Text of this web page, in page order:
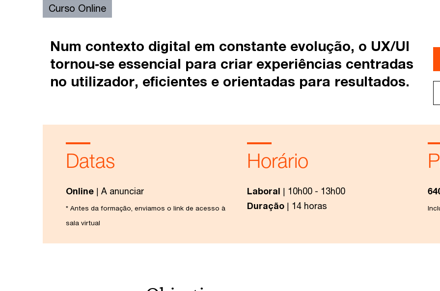
Curso Online
Num contexto digital em constante evolução, o UX/UI
tornou‑se essencial para criar experiências centradas
no utilizador, eficientes e orientadas para resultados.
Datas
Online | A anunciar
* Antes da formação, enviamos o link de acesso à
sala virtual
Horário
Laboral | 10h00 - 13h00
Duração| 14 horas